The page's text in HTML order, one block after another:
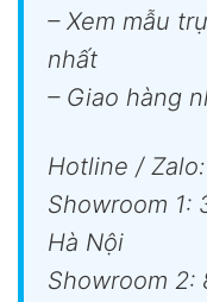
– Xem mẫu
nhất
– Giao hàng
Hotline /
Showroom 1:
Hà Nội
Showroom 2: